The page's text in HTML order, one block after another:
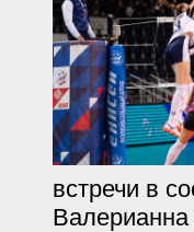
встречи в
Валерианна